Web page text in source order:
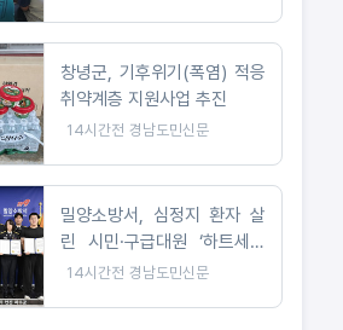
창녕군, 기후위기(폭염) 적응
취약계층 지원사업 추진
14시간전 경남도민신문
밀양소방서, 심정지 환자 살
린 시민·구급대원 ‘하트세이
버’ 수여
14시간전 경남도민신문